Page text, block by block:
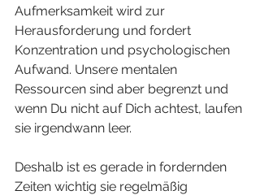
Aufmerksamkeit wird zur
Herausforderung und fordert
Konzentration und psychologischen
Aufwand. Unsere mentalen
Ressourcen sind aber begrenzt und
wenn Du nicht auf Dich achtest, laufen
sie irgendwann leer.
Deshalb ist es gerade in fordernden
Zeiten wichtig sie regelmäßig